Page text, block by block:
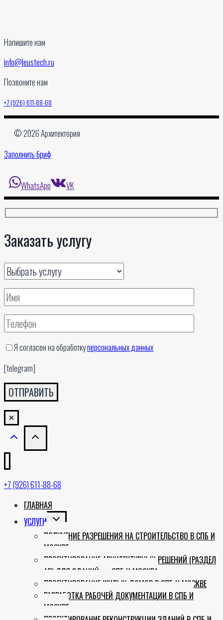
Напишите нам
info@leustech.ru
Позвоните нам
+7 (926) 611-88-68
© 2026 Архитектория
Заполнить бриф
WhatsApp VK
Заказать услугу
Я согласен на обработкуперсональных данных
[telegram]
×
+7 (926) 611-88-68
ГЛАВНАЯ
УСЛУГИ TOGGLE
MENU
ПОЛУЧЕНИЕ РАЗРЕШЕНИЯ НА СТРОИТЕЛЬСТВО В СПБ И
МОСКВЕ
ПРОЕКТИРОВАНИЕ АРХИТЕКТУРНЫХ РЕШЕНИЙ (РАЗДЕЛ
АР) ДЛЯ ЗДАНИЙ — СПБ И МОСКВА
ПРОЕКТИРОВАНИЕ ЖИЛЫХ ДОМОВ В СПБ И МОСКВЕ
РАЗРАБОТКА РАБОЧЕЙ ДОКУМЕНТАЦИИ В СПБ И
МОСКВЕ